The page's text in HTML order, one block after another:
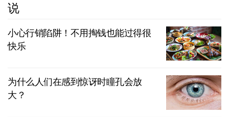
说
小心行销陷阱！不用掏钱也能过得很
快乐
为什么人们在感到惊讶时瞳孔会放
大？